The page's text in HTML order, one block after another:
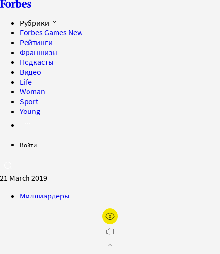
Рубрики
Forbes Games New
Рейтинги
Франшизы
Подкасты
Видео
Life
Woman
Sport
Young
Войти
21 March 2019
Миллиардеры